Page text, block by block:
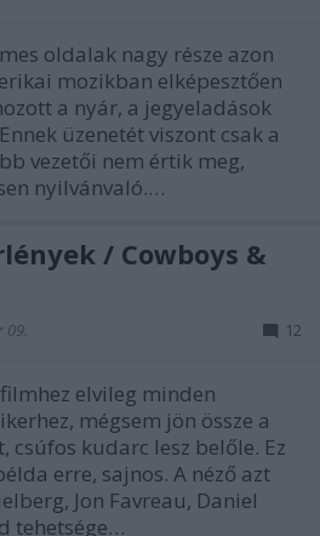
oldalak nagy része azon
mozikban elképesztően
a nyár, a jegyeladások
üzenetét viszont csak a
vezetői nem értik meg,
nyilvánvaló.…
/ Cowboys &
09. 12
elvileg minden
mégsem jön össze a
csúfos kudarc lesz belőle. Ez
erre, sajnos. A néző azt
Jon Favreau, Daniel
tehetsége…